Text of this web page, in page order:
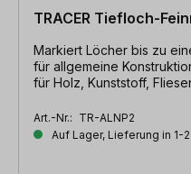
TRACER Tiefloch-
Markiert Löcher bis zu
für allgemeine
für Holz, Kunststoff,
Art.-Nr.: TR-ALNP2
Auf Lager, Lieferung in 1-